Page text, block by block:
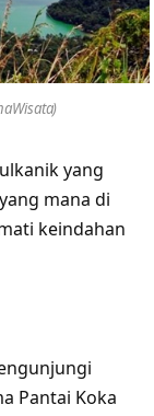
yang
mana di
keindahan
Pantai Koka